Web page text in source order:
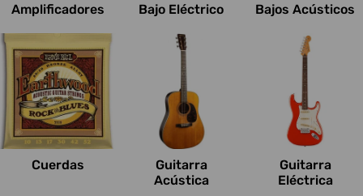
Amplificadores Bajo Eléctrico Bajos Acústicos
Cuerdas
Guitarra
Acústica
Guitarra
Eléctrica